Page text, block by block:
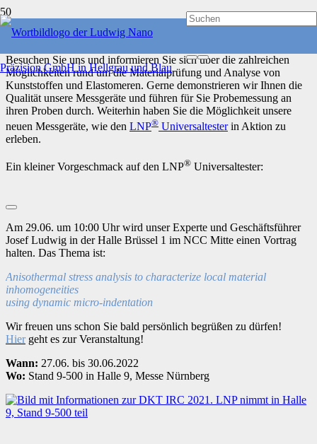
Liebe Freunde und Kunden,
Besuchen Sie uns und informieren Sie sich über die zahlreichen
Möglichkeiten rund um die Materialprüfung und Analyse von
Kunststoffen und Elastomeren. Gerne demonstrieren wir Ihnen die
Qualität unsere Messgeräte und führen für Sie Probemessung an
ihren Proben durch. Weiterhin haben Sie die Möglichkeit unsere
neuen Messgeräte, wie den LNP® Universaltesterin Aktion zu
erleben.
Ein kleiner Vorgeschmack auf den LNP® Universaltester:
Am 29.06. um 10:00 Uhr wird unser Experte und Geschäftsführer
Josef Ludwig in der Halle Brüssel 1 im NCC Mitte einen Vortrag
halten. Das Thema ist:
Anisothermal stress analysis to characterize local material
inhomogeneities
using dynamic micro-indentation
Wir freuen uns schon Sie bald persönlich begrüßen zu dürfen!
Hiergeht es zur Veranstaltung!
Wann: 27.06. bis 30.06.2022
Wo: Stand 9-500 in Halle 9, Messe Nürnberg